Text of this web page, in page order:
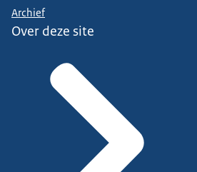
Archief
Over deze site